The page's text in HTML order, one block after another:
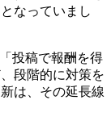
なっていまし
投稿で報酬を得
段階的に対策を
は、その延長線